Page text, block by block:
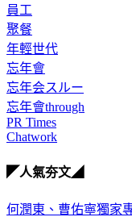
員工
聚餐
年輕世代
忘年會
忘年会スルー
忘年會through
PR Times
Chatwork
◤人氣夯文◢
何潤東、曹佑寧獨家